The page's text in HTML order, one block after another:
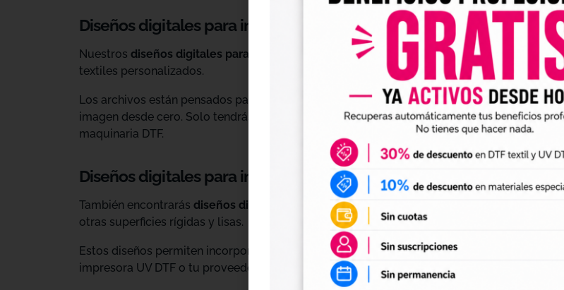
Diseños digitales para impresión DTF textil
Nuestros diseños digitales para DTF
son ideales para crear camisetas, sudaderas, tote
textiles personalizados.
Los archivos están pensados para facilitar la preparación de tus impresiones y ayudarte a
imagen desde cero. Solo tendrás que adaptar el tamaño a tus necesidades, preparar el
maquinaria DTF.
Diseños digitales para impresión UV DTF
También encontrarás diseños digitales para UV DTF, perfectos para personalizar vasos,
otras superficies rígidas y lisas.
Estos diseños permiten incorporar nuevas opciones a tu catálogo de personalización de
impresora UV DTF o tu proveedor habitual de impresión.